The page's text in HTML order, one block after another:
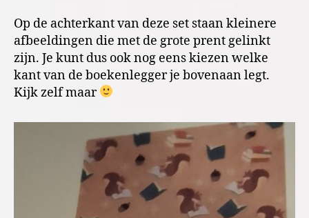
Op de achterkant van deze set staan kleinere
afbeeldingen die met de grote prent gelinkt
zijn. Je kunt dus ook nog eens kiezen welke
kant van de boekenlegger je bovenaan legt.
Kijk zelf maar